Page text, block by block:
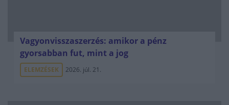
Vagyonvisszaszerzés: amikor a pénz
gyorsabban fut, mint a jog
ELEMZÉSEK 2026. júl. 21.